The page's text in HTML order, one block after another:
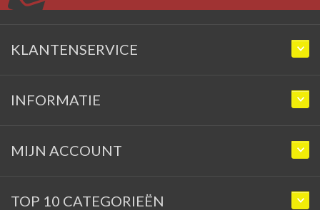
KLANTENSERVICE
INFORMATIE
MIJN ACCOUNT
TOP 10 CATEGORIEËN